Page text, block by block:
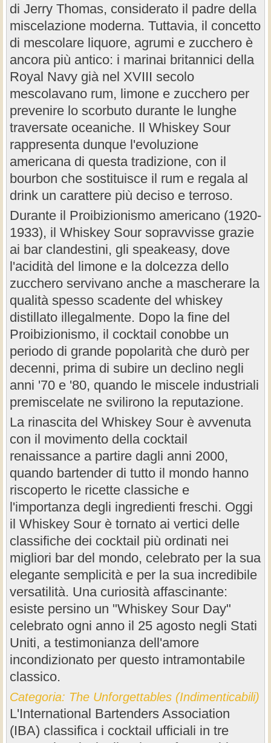
di Jerry Thomas, considerato il padre della
miscelazione moderna. Tuttavia, il concetto
di mescolare liquore, agrumi e zucchero è
ancora più antico: i marinai britannici della
Royal Navy già nel XVIII secolo
mescolavano rum, limone e zucchero per
prevenire lo scorbuto durante le lunghe
traversate oceaniche. Il Whiskey Sour
rappresenta dunque l'evoluzione
americana di questa tradizione, con il
bourbon che sostituisce il rum e regala al
drink un carattere più deciso e terroso.
Durante il Proibizionismo americano (1920-
1933), il Whiskey Sour sopravvisse grazie
ai bar clandestini, gli speakeasy, dove
l'acidità del limone e la dolcezza dello
zucchero servivano anche a mascherare la
qualità spesso scadente del whiskey
distillato illegalmente. Dopo la fine del
Proibizionismo, il cocktail conobbe un
periodo di grande popolarità che durò per
decenni, prima di subire un declino negli
anni '70 e '80, quando le miscele industriali
premiscelate ne svilirono la reputazione.
La rinascita del Whiskey Sour è avvenuta
con il movimento della cocktail
renaissance a partire dagli anni 2000,
quando bartender di tutto il mondo hanno
riscoperto le ricette classiche e
l'importanza degli ingredienti freschi. Oggi
il Whiskey Sour è tornato ai vertici delle
classifiche dei cocktail più ordinati nei
migliori bar del mondo, celebrato per la sua
elegante semplicità e per la sua incredibile
versatilità. Una curiosità affascinante:
esiste persino un "Whiskey Sour Day"
celebrato ogni anno il 25 agosto negli Stati
Uniti, a testimonianza dell'amore
incondizionato per questo intramontabile
classico.
Categoria: The Unforgettables (Indimenticabili)
L'International Bartenders Association
(IBA) classifica i cocktail ufficiali in tre